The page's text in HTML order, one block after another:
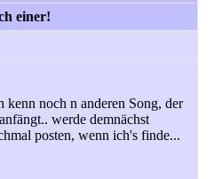
einer!
kenn noch n anderen Song, der
werde demnächst
posten, wenn ich's finde...